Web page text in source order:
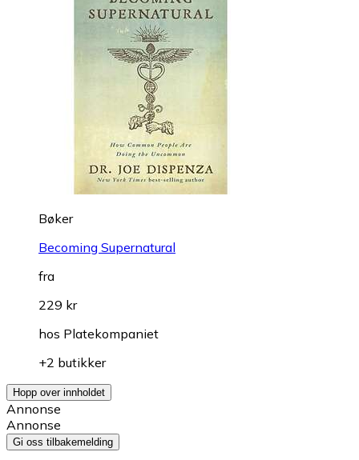
Bøker
Becoming Supernatural
fra
229 kr
hos Platekompaniet
+2 butikker
Hopp over innholdet
Annonse
Annonse
Gi oss tilbakemelding